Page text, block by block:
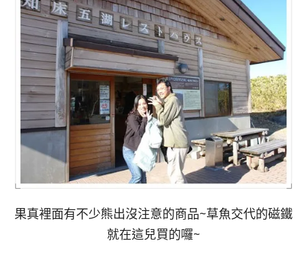
果真裡面有不少熊出沒注意的商品~草魚交代的磁鐵
就在這兒買的囉~